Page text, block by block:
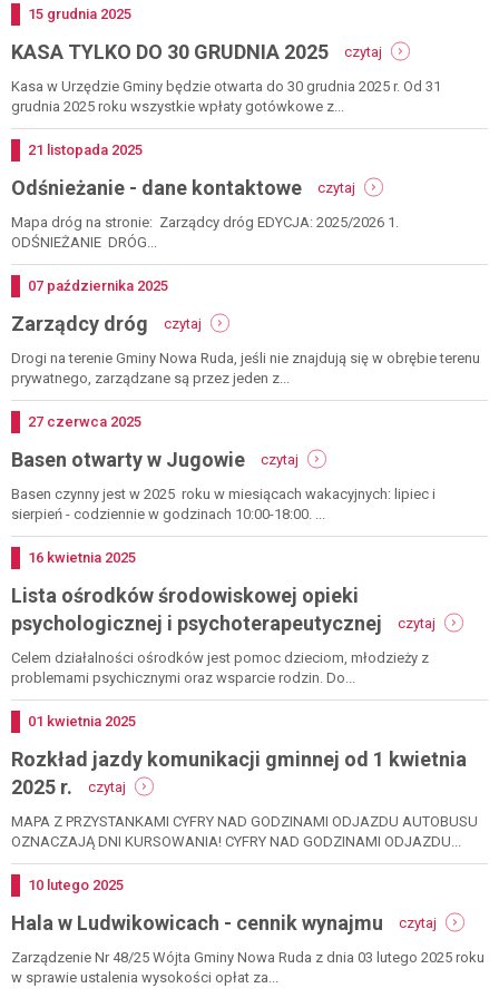
Dodano
15 grudnia 2025
KASA TYLKO DO 30 GRUDNIA 2025 czytaj
kasa
tylko
Kasa w Urzędzie Gminy będzie otwarta do 30 grudnia 2025 r. Od 31
grudnia 2025 roku wszystkie wpłaty gotówkowe z...
Dodano
21 listopada 2025
Odśnieżanie - dane kontaktowe czytaj
odśnieżanie
-
Mapa dróg na stronie: Zarządcy dróg EDYCJA: 2025/2026 1.
ODŚNIEŻANIE DRÓG...
Dodano
07 października 2025
Zarządcy dróg czytaj
zarządcy
dróg
Drogi na terenie Gminy Nowa Ruda, jeśli nie znajdują się w obrębie terenu
prywatnego, zarządzane są przez jeden z...
Dodano
27 czerwca 2025
Basen otwarty w Jugowie czytaj
basen
otwarty
w
Basen czynny jest w 2025 roku w miesiącach wakacyjnych: lipiec i
sierpień - codziennie w godzinach 10:00-18:00. ...
Dodano
16 kwietnia 2025
Lista ośrodków środowiskowej opieki
psychologicznej i psychoterapeutycznej
czytaj
lista
Celem działalności ośrodków jest pomoc dzieciom, młodzieży z
problemami psychicznymi oraz wsparcie rodzin. Do...
Dodano
01 kwietnia 2025
Rozkład jazdy komunikacji gminnej od 1 kwietnia
2025 r.
czytaj
rozkład
jazdy
komunikacji
kwietnia
r.
MAPA Z PRZYSTANKAMI CYFRY NAD GODZINAMI ODJAZDU AUTOBUSU
OZNACZAJĄ DNI KURSOWANIA! CYFRY NAD GODZINAMI ODJAZDU...
Dodano
10 lutego 2025
Hala w Ludwikowicach - cennik wynajmu czytaj
hala
w
Zarządzenie Nr 48/25 Wójta Gminy Nowa Ruda z dnia 03 lutego 2025 roku
w sprawie ustalenia wysokości opłat za...